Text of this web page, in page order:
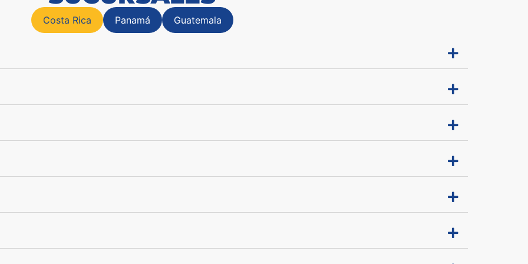
Costa Rica Panamá Guatemala